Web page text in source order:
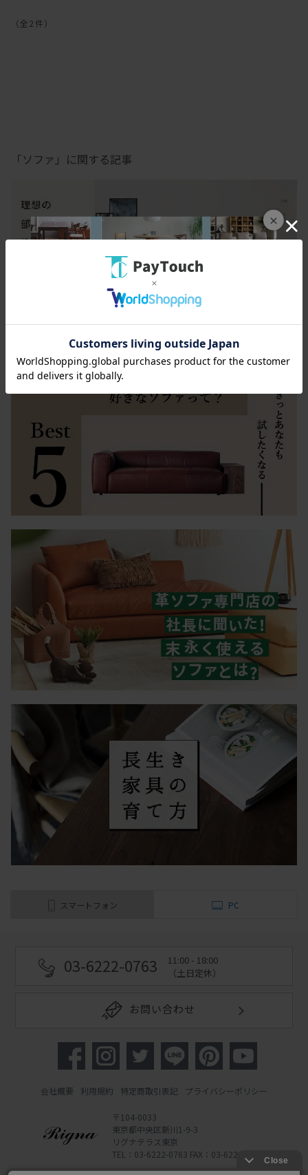
×
（全2 件）
「ソファ」に関する記事
スマートフォン PC
03-6222-0763
11:00 - 18:00
（土日定休）
お問い合わせ
会社概要 利用規約 特定商取引表記 プライバシーポリシー
〒104-0033
東京都中央区新川1-9-3
リグナテラス東京
TEL：03-6222-0763 FAX：03-6222-0762